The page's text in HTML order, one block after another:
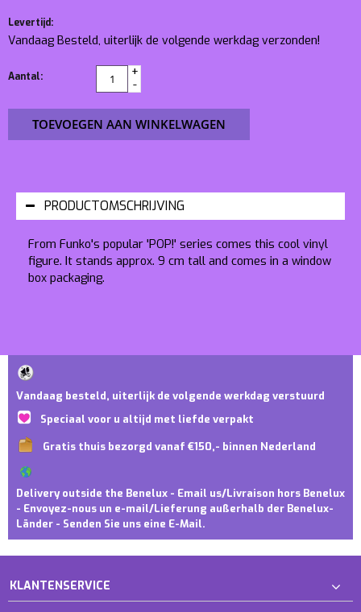
Levertijd:
Vandaag Besteld, uiterlijk de volgende werkdag verzonden!
Aantal:
+
-
TOEVOEGEN AAN WINKELWAGEN
PRODUCTOMSCHRIJVING
From Funko's popular 'POP!' series comes this cool vinyl
figure. It stands approx. 9 cm tall and comes in a window
box packaging.
Vandaag besteld, uiterlijk de volgende werkdag verstuurd
Speciaal voor u altijd met liefde verpakt
Gratis thuis bezorgd vanaf €150,- binnen Nederland
Delivery outside the Benelux - Email us/Livraison hors Benelux
- Envoyez-nous un e-mail/Lieferung außerhalb der Benelux-
Länder - Senden Sie uns eine E-Mail.
KLANTENSERVICE